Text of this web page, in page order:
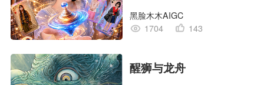
黑脸木木AIGC
1704
143
醒狮与龙舟